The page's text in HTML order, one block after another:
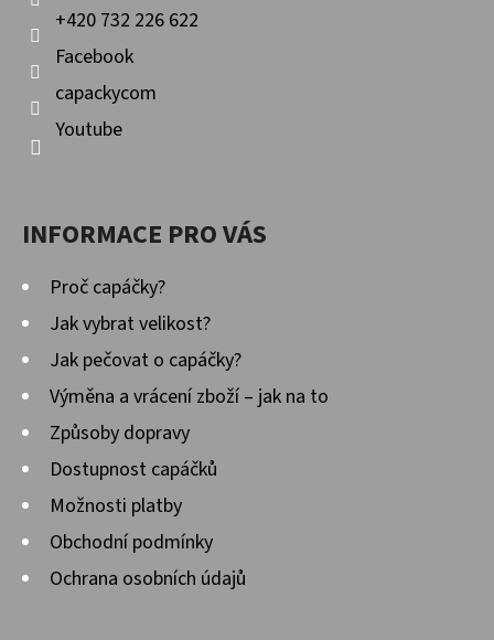
+420 732 226 622
Facebook
capackycom
Youtube
INFORMACE PRO VÁS
Proč capáčky?
Jak vybrat velikost?
Jak pečovat o capáčky?
Výměna a vrácení zboží – jak na to
Způsoby dopravy
Dostupnost capáčků
Možnosti platby
Obchodní podmínky
Ochrana osobních údajů